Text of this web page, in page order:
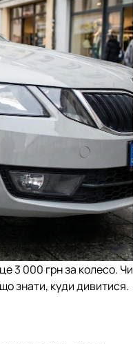
3 000 грн за колесо. Чи
знати, куди дивитися.